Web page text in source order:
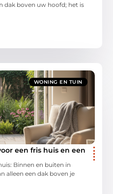
dak boven uw hoofd; het is
WONING EN TUIN
een fris huis en een
Binnen en buiten in
alleen een dak boven je